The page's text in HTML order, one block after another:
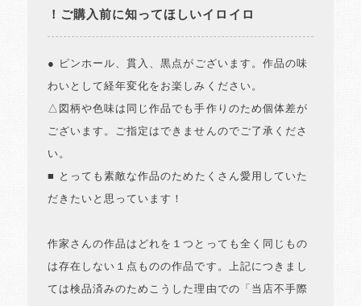
！ご購入前に知ってほしいイロイロ
● ピンホール、貫入、黒点がございます。作品の味
わいとして経年変化をお楽しみください。
△図柄や色味は同じ作品でも手作りのため個体差が
ございます。ご指定はできませんのでご了承くださ
い。
■ とっても素敵な作品のためたくさん愛用していた
だきたいと思っています！
作家さんの作品はどれを１つとっても全く同じもの
は存在しない１点ものの作品です。上記につきまし
ては検品済みのためこうした理由での「当店不手際